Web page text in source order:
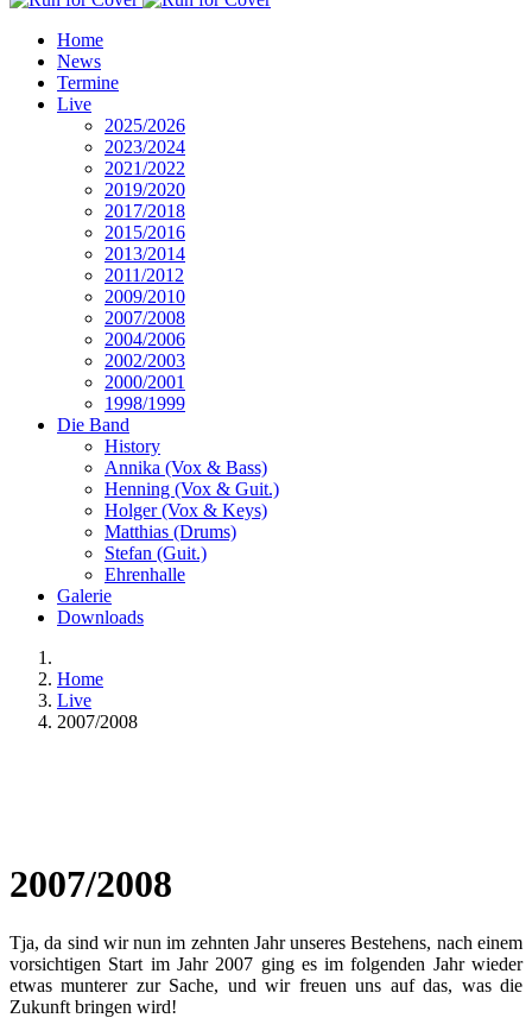
Home
News
Termine
Live
2025/2026
2023/2024
2021/2022
2019/2020
2017/2018
2015/2016
2013/2014
2011/2012
2009/2010
2007/2008
2004/2006
2002/2003
2000/2001
1998/1999
Die Band
History
Annika (Vox & Bass)
Henning (Vox & Guit.)
Holger (Vox & Keys)
Matthias (Drums)
Stefan (Guit.)
Ehrenhalle
Galerie
Downloads
Home
Live
2007/2008
2007/2008
Tja, da sind wir nun im zehnten Jahr unseres Bestehens, nach einem
vorsichtigen Start im Jahr 2007 ging es im folgenden Jahr wieder
etwas munterer zur Sache, und wir freuen uns auf das, was die
Zukunft bringen wird!